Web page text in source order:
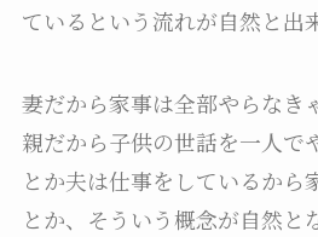
ているという流れが自然と出
妻だから家事は全部やらなき
親だから子供の世話を一人で
とか夫は仕事をしているから
とか、そういう概念が自然と